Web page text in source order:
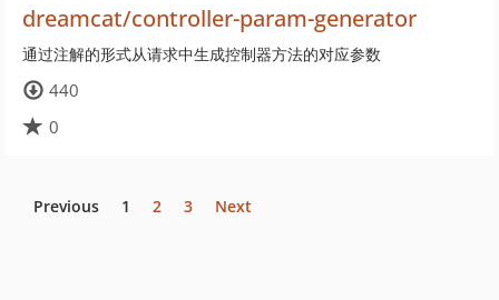
dreamcat/controller-param-generator
通过注解的形式从请求中生成控制器方法的对应参数
440
0
Previous 1 2 3 Next